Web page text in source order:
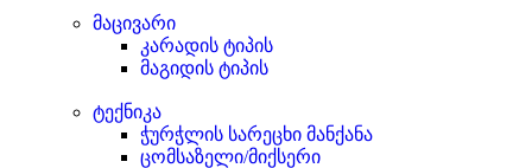
მაცივარი
კარადის ტიპის
მაგიდის ტიპის
ტექნიკა
ჭურჭლის სარეცხი მანქანა
ცომსაზელი/მიქსერი